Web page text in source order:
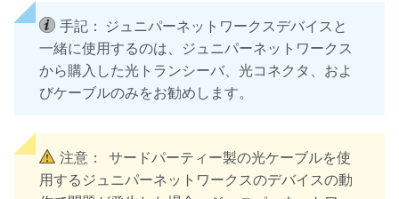
手記：
ジュニパーネットワークスデバイスと
一緒に使用するのは、ジュニパーネットワークス
から購入した光トランシーバ、光コネクタ、およ
びケーブルのみをお勧めします。
注意：
サードパーティー製の光ケーブルを使
用するジュニパーネットワークスのデバイスの動